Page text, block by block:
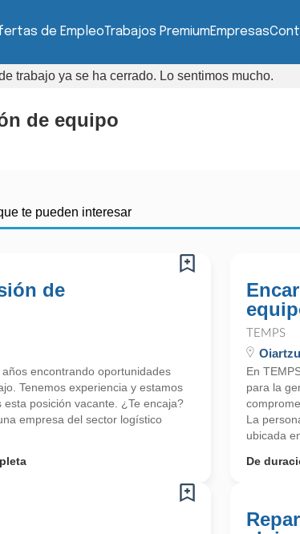
de EmpleoTrabajos PremiumEmpresas
trabajo ya se ha cerrado. Lo sentimos mucho.
de equipo
te pueden interesar
de
encontrando oportunidades
Tenemos experiencia y estamos
posición vacante. ¿Te encaja?
empresa del sector logístico
TEMPS
En
para la
La
ubicada
De